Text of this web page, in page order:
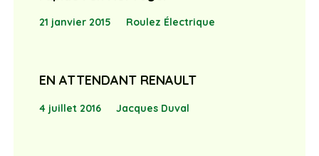
21 janvier 2015 Roulez Électrique
EN ATTENDANT RENAULT
4 juillet 2016 Jacques Duval